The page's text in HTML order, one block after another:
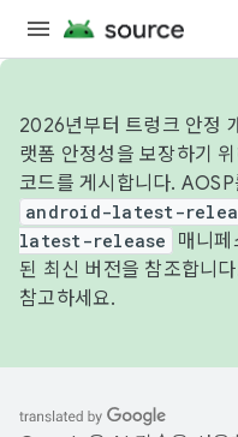
2026년부터 트렁크 안정
랫폼 안정성을 보장하기
코드를 게시합니다.
android-latest-
latest-release
매니
된 최신 버전을 참조합니
참고하세요.